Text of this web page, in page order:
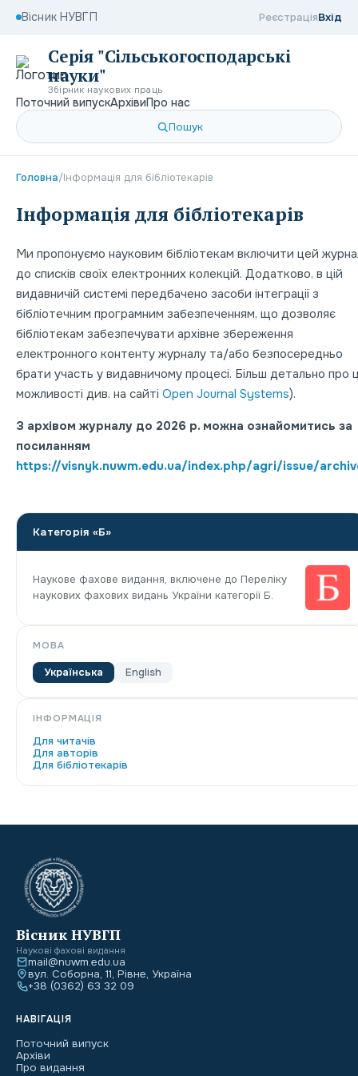
Вісник НУВГП РеєстраціяВхід
Серія "Сільськогосподарські
науки"
Збірник наукових праць
Поточний випускАрхівиПро нас
Пошук
Головна/Інформація для бібліотекарів
Інформація для бібліотекарів
Ми пропонуємо науковим бібліотекам включити цей
до списків своїх електронних колекцій. Додатково, в цій
видавничій системі передбачено засоби інтеграції з
бібліотечним програмним забезпеченням, що дозволяє
бібліотекам забезпечувати архівне збереження
електронного контенту журналу та/або безпосередньо
брати участь у видавничому процесі. Більш детально про
можливості див. на сайті Open Journal Systems).
З архівом журналу до 2026 р. можна ознайомитись за
посиланням
https://visnyk.nuwm.edu.ua/index.php/agri/issue/
Категорія «Б»
Наукове фахове видання, включене до Переліку
наукових фахових видань України категорії Б.
МОВА
Українська English
ІНФОРМАЦІЯ
Для читачів
Для авторів
Для бібліотекарів
Вісник НУВГП
Наукові фахові видання
mail@nuwm.edu.ua
вул. Соборна, 11, Рівне, Україна
+38 (0362) 63 32 09
НАВІГАЦІЯ
Поточний випуск
Архіви
Про видання